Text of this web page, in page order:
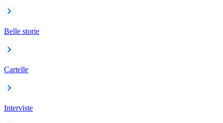
Belle storie
Cartelle
Interviste